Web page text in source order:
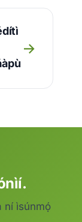
→
ní ìsúnmọ́